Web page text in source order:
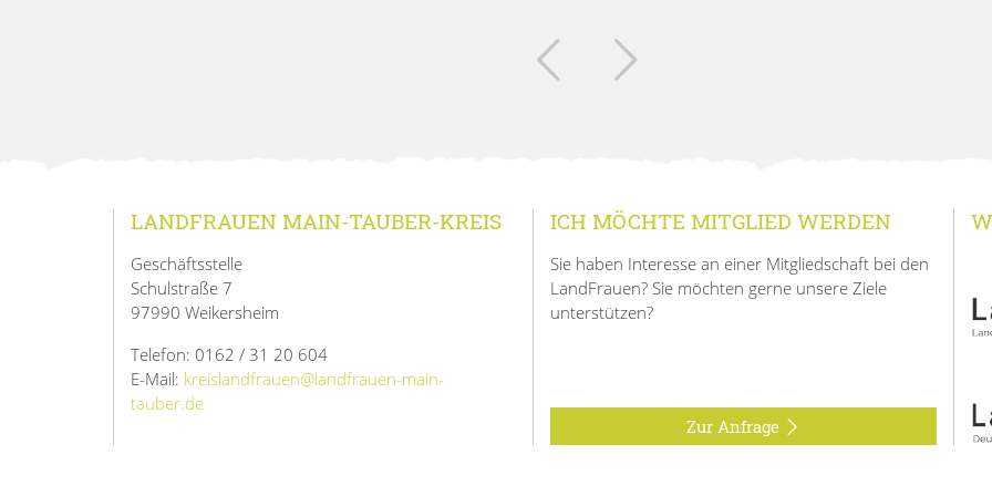
LANDFRAUEN MAIN-TAUBER-KREIS
Geschäftsstelle
Schulstraße 7
97990 Weikersheim
Telefon: 0162 / 31 20 604
E-Mail: kreislandfrauen@landfrauen-main-
tauber.de
ICH MÖCHTE MITGLIED WERDEN
Sie haben Interesse an einer Mitgliedschaft bei den
LandFrauen? Sie möchten gerne unsere Ziele
unterstützen?
Zur Anfrage